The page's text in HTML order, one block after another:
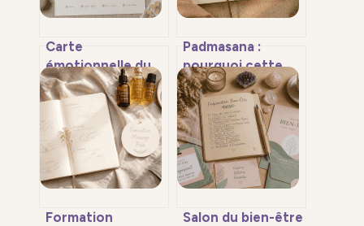
Carte
émotionnelle du
corps : décryptez
vos tensions
physiques pour
libérer vos
blocages
Padmasana :
pourquoi cette
posture de
méditation peut
briser vos genoux
et comment
l’aborder sans
risque
Formation
Salon du bien-être